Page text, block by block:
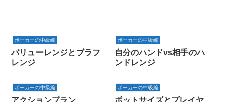
ポーカーの中級編
バリューレンジとブラフ
レンジ
ポーカーの中級編
自分のハンドvs相手のハ
ンドレンジ
ポーカーの中級編
アクションプラン
ポーカーの中級編
ポットサイズとプレイヤ